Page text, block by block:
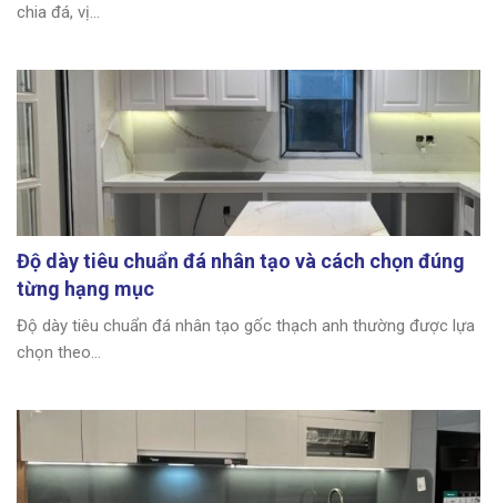
chia đá, vị...
Độ dày tiêu chuẩn đá nhân tạo và cách chọn đúng
từng hạng mục
Độ dày tiêu chuẩn đá nhân tạo gốc thạch anh thường được lựa
chọn theo...